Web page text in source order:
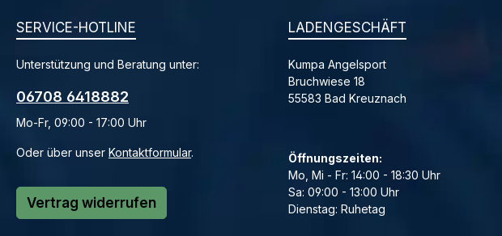
SERVICE-HOTLINE
Unterstützung und Beratung unter:
06708 6418882
Mo-Fr, 09:00 - 17:00 Uhr
Oder über unser Kontaktformular.
Vertrag widerrufen
LADENGESCHÄFT
Kumpa Angelsport
Bruchwiese 18
55583 Bad Kreuznach
Öffnungszeiten:
Mo, Mi - Fr: 14:00 - 18:30 Uhr
Sa: 09:00 - 13:00 Uhr
Dienstag: Ruhetag